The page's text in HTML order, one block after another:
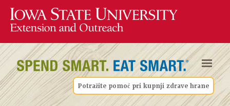
Potražite pomoć pri kupnji zdrave hrane